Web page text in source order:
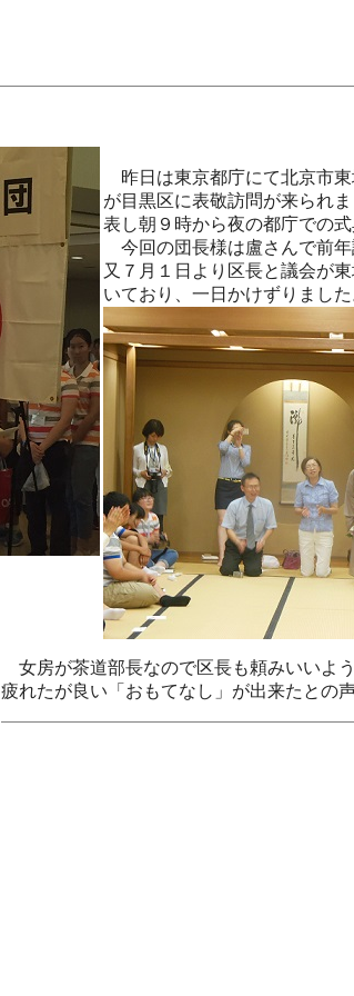
昨日は東京都庁にて北京市東
が目黒区に表敬訪問が来られ
表し朝９時から夜の都庁での
今回の団長様は盧さんで前年
又７月１日より区長と議会が
いており、一日かけずりました
女房が茶道部長なので区長も頼みいいよ
疲れたが良い「おもてなし」が出来たとの